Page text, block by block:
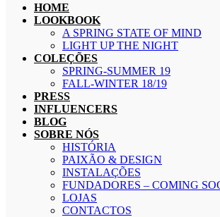
HOME
LOOKBOOK
A SPRING STATE OF MIND
LIGHT UP THE NIGHT
COLEÇÕES
SPRING-SUMMER 19
FALL-WINTER 18/19
PRESS
INFLUENCERS
BLOG
SOBRE NÓS
HISTÓRIA
PAIXÃO & DESIGN
INSTALAÇÕES
FUNDADORES – COMING
LOJAS
CONTACTOS